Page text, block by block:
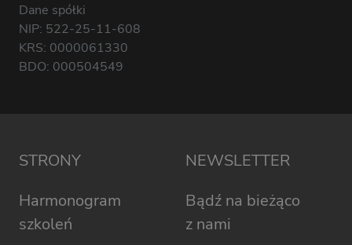
Dane spółki
NIP: 522-25-11-608
KRS: 0000061330
BDO: 000504549
STRONY
Harmonogram
szkoleń
NEWSLETTER
Bądź na bieżąco
z nami